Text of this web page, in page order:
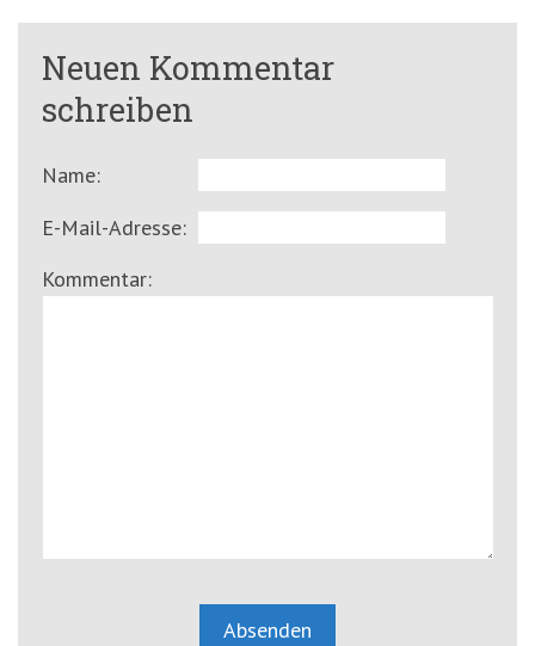
Neuen Kommentar
schreiben
Name:
E-Mail-Adresse:
Kommentar: